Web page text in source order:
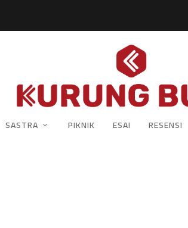
SASTRA PIKNIK ESAI RESENSI